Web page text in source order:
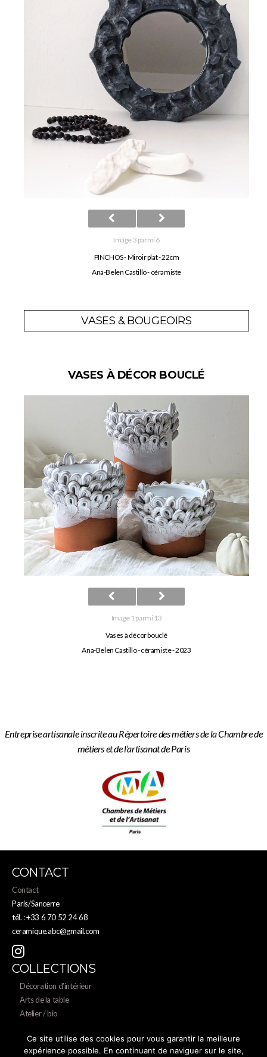
Image 3 parmi 6
PINCHOS - Miroir plat - 22cm
Ana-Belen Castillo - céramiste
VASES & BOUGEOIRS
VASES À DÉCOR BOUCLÉ
Image 1 parmi 13
Vases à décor bouclé
Ana-Belen Castillo - céramiste - 2023
Entreprise artisanale inscrite au Répertoire des métiers de la Chambre de
métiers et de l’artisanat de Paris
CONTACT
Contact
Paris/Sancerre
tél. : +33 6 70 52 24 68
ceramique.abc@gmail.com
COLLECTIONS
Décoration d’intérieur
Arts de la table
Atelier / bio
S’INFORMER
Entreprises & durabilité
Ce site utilise des cookies pour vous garantir la meilleure
expérience possible. En continuant de naviguer sur le site,